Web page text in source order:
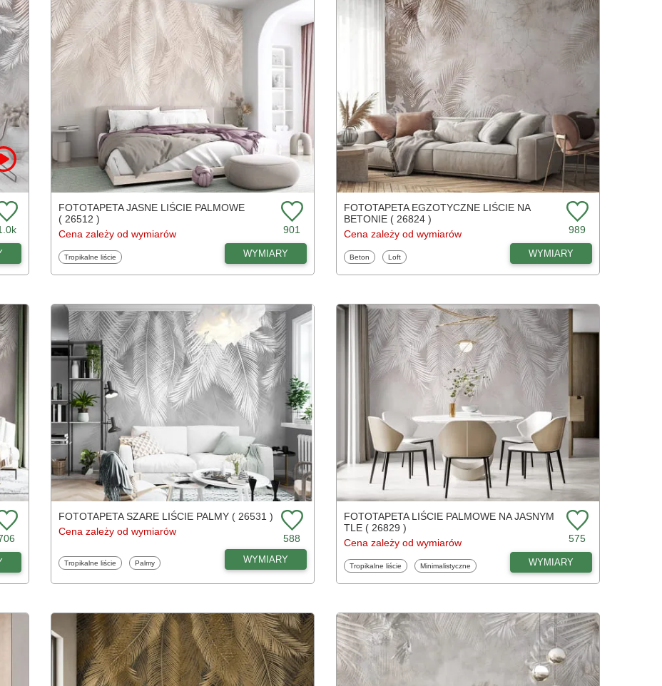
FOTOTAPETA JASNE LIŚCIE PALMOWE
( 26512 )
Cena zależy od wymiarów
901
Fototapety
Tropikalne liście WYMIARY
FOTOTAPETA EGZOTYCZNE LIŚCIE NA
BETONIE ( 26824 )
Cena zależy od wymiarów
989
Fototapety
Beton Fototapety
Loft WYMIARY
FOTOTAPETA SZARE LIŚCIE PALMY ( 26531 )
Cena zależy od wymiarów
588
Fototapety
Tropikalne liście Fototapety
Palmy WYMIARY
FOTOTAPETA LIŚCIE PALMOWE NA JASNYM
TLE ( 26829 )
Cena zależy od wymiarów
575
Fototapety
Tropikalne liście Fototapety
Minimalistyczne WYMIARY